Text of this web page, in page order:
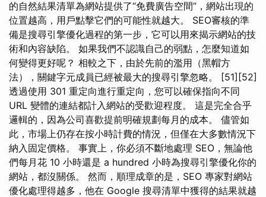
的自然結果清單為網站提供了“免費廣告空間”，網站出現的
位置越高，用戶點擊它們的可能性就越大。 SEO審核的準
備是搜尋引擎優化過程的第一步，它可以用來揭示網站的技
術和內容缺陷。 如果我們不認識自己的弱點，怎麼知道如
何變得更好呢？ 相較之下，由於先前的濫用（黑帽方
法），關鍵字元成員已經被最大的搜尋引擎忽略。 [51][52]
透過使用 301 重定向進行重定向，您可以確保指向不同
URL 變體的連結都計入網站的受歡迎程度。 這是完全合乎
邏輯的，因為公司喜歡提前明確規劃每月的成本。 儘管如
此，市場上仍存在按小時計費的情況，但僅在大多數情況下
納入固定價格。 事實上，你必須不斷地處理 SEO，無論他
們每月花 10 小時還是 a hundred 小時為搜尋引擎優化你的
網站，都沒關係。 然而，順理成章的是，SEO 專家對網站
優化處理得越多，他在 Google 搜尋清單中獲得的結果就越